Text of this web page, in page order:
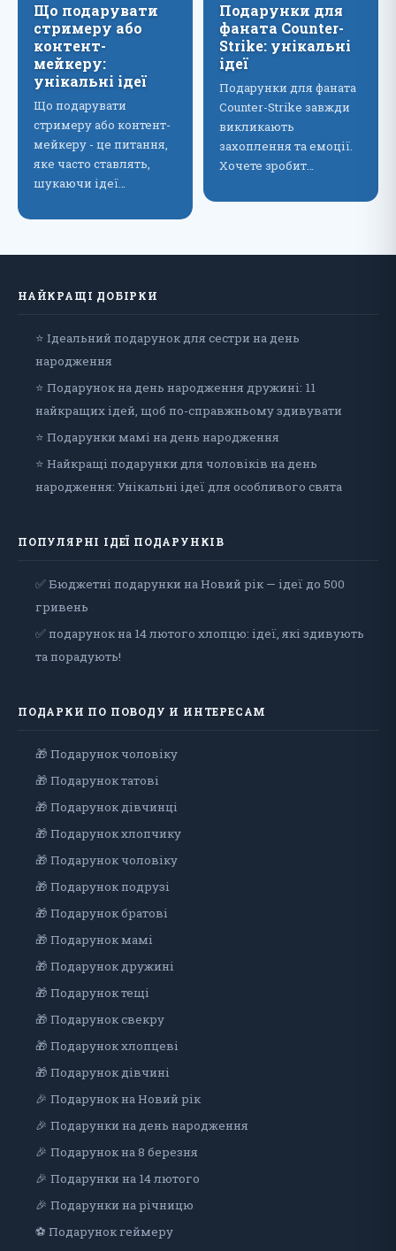
Що подарувати
стримеру або
контент-
мейкеру:
унікальні ідеї
Що подарувати
стримеру або контент-
мейкеру - це питання,
яке часто ставлять,
шукаючи ідеї…
Подарунки для
фаната Counter-
Strike: унікальні
ідеї
Подарунки для фаната
Counter-Strike завжди
викликають
захоплення та емоції.
Хочете зробит…
НАЙКРАЩІ ДОБІРКИ
⭐ Ідеальний подарунок для сестри на день
народження
⭐ Подарунок на день народження дружині: 11
найкращих ідей, щоб по-справжньому здивувати
⭐ Подарунки мамі на день народження
⭐ Найкращі подарунки для чоловіків на день
народження: Унікальні ідеї для особливого свята
ПОПУЛЯРНІ ІДЕЇ ПОДАРУНКІВ
✅ Бюджетні подарунки на Новий рік — ідеї до 500
гривень
✅ подарунок на 14 лютого хлопцю: ідеї, які здивують
та порадують!
ПОДАРКИ ПО ПОВОДУ И ИНТЕРЕСАМ
🎁 Подарунок чоловiку
🎁 Подарунок татові
🎁 Подарунок дівчинці
🎁 Подарунок хлопчику
🎁 Подарунок чоловіку
🎁 Подарунок подрузі
🎁 Подарунок братові
🎁 Подарунок мамі
🎁 Подарунок дружині
🎁 Подарунок тещі
🎁 Подарунок свекру
🎁 Подарунок хлопцеві
🎁 Подарунок дiвчинi
🎉 Подарунок на Новий рік
🎉 Подарунки на день народження
🎉 Подарунок на 8 березня
🎉 Подарунки на 14 лютого
🎉 Подарунки на річницю
⚽ Подарунок геймеру